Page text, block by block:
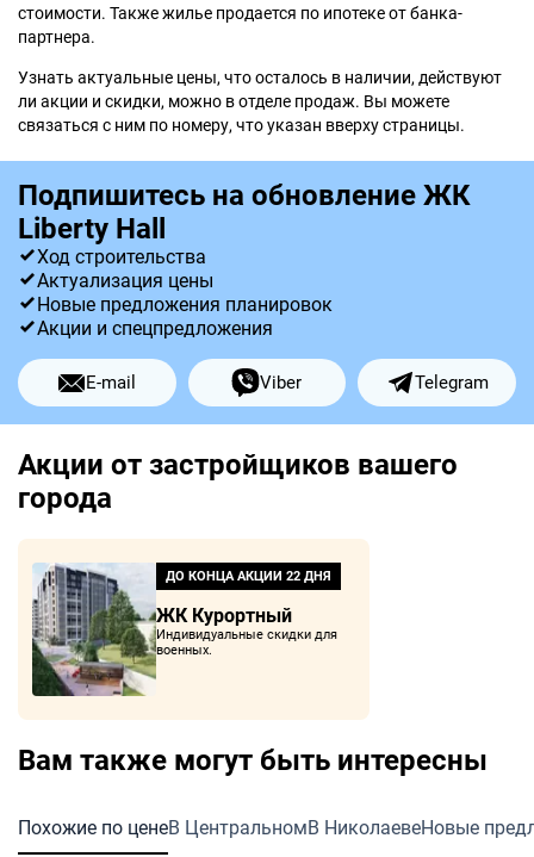
стоимости. Также жилье продается по ипотеке от банка-
партнера.
Узнать актуальные цены, что осталось в наличии, действуют
ли акции и скидки, можно в отделе продаж. Вы можете
связаться с ним по номеру, что указан вверху страницы.
Подпишитесь на обновление ЖК
Liberty Hall
Ход строительства
Актуализация цены
Новые предложения планировок
Акции и спецпредложения
E-mail Viber Telegram
Акции от застройщиков вашего
города
ДО КОНЦА АКЦИИ 22 ДНЯ
ЖК Курортный
Индивидуальные скидки для
военных.
Вам также могут быть интересны
Похожие по ценеВ ЦентральномВ НиколаевеНовые